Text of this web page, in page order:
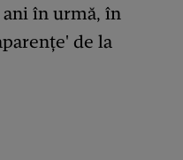
ani în urmă, în
de la